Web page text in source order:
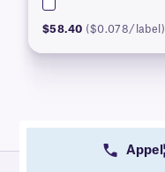
$58.40 ($0.078/label)
Appel